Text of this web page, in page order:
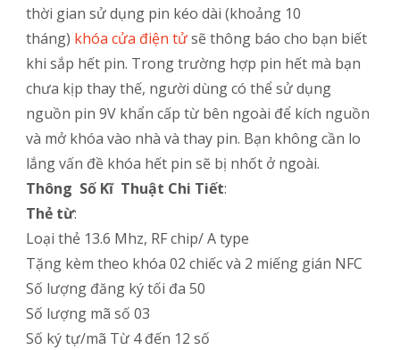
thời gian sử dụng pin kéo dài (khoảng 10
tháng) khóa cửa điện tửsẽ thông báo cho bạn biết
khi sắp hết pin. Trong trường hợp pin hết mà bạn
chưa kịp thay thế, người dùng có thể sử dụng
nguồn pin 9V khẩn cấp từ bên ngoài để kích nguồn
và mở khóa vào nhà và thay pin. Bạn không cần lo
lắng vấn đề khóa hết pin sẽ bị nhốt ở ngoài.
Thông Số Kĩ Thuật Chi Tiết:
Thẻ từ:
Loại thẻ 13.6 Mhz, RF chip/ A type
Tặng kèm theo khóa 02 chiếc và 2 miếng gián NFC
Số lượng đăng ký tối đa 50
Số lượng mã số 03
Số ký tự/mã Từ 4 đến 12 số